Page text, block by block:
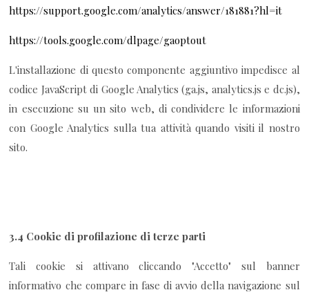
https://support.google.com/analytics/answer/181881?hl=it
https://tools.google.com/dlpage/gaoptout
L'installazione di questo componente aggiuntivo impedisce al
codice JavaScript di Google Analytics (ga.js, analytics.js e dc.js),
in esecuzione su un sito web, di condividere le informazioni
con Google Analytics sulla tua attività quando visiti il nostro
sito.
3.4 Cookie di profilazione di terze parti
Tali cookie si attivano cliccando "Accetto" sul banner
informativo che compare in fase di avvio della navigazione sul